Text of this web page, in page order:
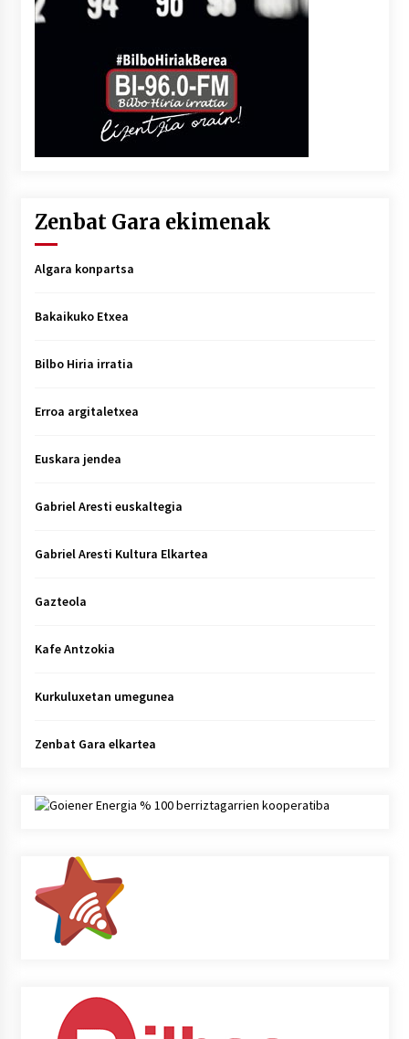
Zenbat Gara ekimenak
Algara konpartsa
Bakaikuko Etxea
Bilbo Hiria irratia
Erroa argitaletxea
Euskara jendea
Gabriel Aresti euskaltegia
Gabriel Aresti Kultura Elkartea
Gazteola
Kafe Antzokia
Kurkuluxetan umegunea
Zenbat Gara elkartea